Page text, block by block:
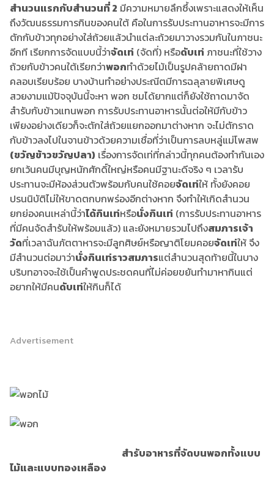
สำนวนแรกกับสำนวนที่ 2 มีความหมายลึกซึ้งเพราะแสดงให้เห็น
ถึงวัฒนธรรมการกินของคนใต้ คือในการรับประทานอาหารจะมีการ
ตักกับข้าวทุกอย่างใส่ถ้วยแล้วนำแต่ละถ้วยมาวางรวมกันในภาชนะ
อีกที เรียกการจัดแบบนี้ว่าจัดเท่ (จัดที่) หรือดับเท่ ภาชนะที่ใช้วาง
ถ้วยกับข้าวคนใต้เรียกว่าพอกทำด้วยไม้เป็นรูปคล้ายถาดมีฝา
คลอบเรียบร้อย บางบ้านทำอย่างประณีตมีการฉลุลายพิเศษดู
สวยงามแม้ปัจจุบันนี้จะหา พอก ชมได้ยากแต่ก็ยังใช้ถาดมาจัด
สำรับกับข้าวแทนพอก การรับประทานอาหารนั้นต่อให้มีกับข้าว
เพียงอย่างเดียวก็จะตักใส่ถ้วยแยกออกมาต่างหาก จะไม่ตักราด
กับข้าวลงไปในจานข้าวด้วยความเชื่อที่ว่าเป็นการลบหลู่แม่โพสพ
(ขวัญข้าวขวัญปลา) เรื่องการจัดเท่ที่กล่าวนี้ทุกคนต้องทำกันเอง
ยกเว้นคนมีบุญหนักศักดิ์ใหญ่หรือคนมีฐานะดีจริง ๆ เวลารับ
ประทานจะมีห้องส่วนตัวพร้อมกับคนใช้คอยจัดเท่ให้ ทั้งยังคอย
ปรนนิบัติไม่ให้ขาดตกบกพร่องอีกต่างหาก จึงทำให้เกิดสำนวน
ยกย่องคนเหล่านี้ว่าได้กินเท่หรือนั่งกินเท่ (การรับประทานอาหาร
ที่มีคนจัดสำรับให้พร้อมแล้ว) และยังหมายรวมไปถึงสมภารเจ้า
วัดที่เวลาฉันภัตตาหารจะมีลูกศิษย์หรือญาติโยมคอยจัดเท่ให้ จึง
มีสำนวนต่อมาว่านั่งกินเท่ราวสมภารแต่สำนวนสุดท้ายนี้ในบาง
บริบทอาจจะใช้เป็นคำพูดประชดคนที่ไม่ค่อยขยันทำมาหากินแต่
อยากให้มีคนดับเท่ให้กินก็ได้
Advertisement
สำรับอาหารที่จัดบนพอกทั้งแบบ
ไม้และแบบทองเหลือง